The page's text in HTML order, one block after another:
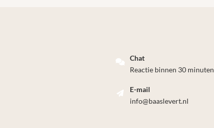
Chat
Reactie binnen 30 minuten
E-mail
info@baaslevert.nl